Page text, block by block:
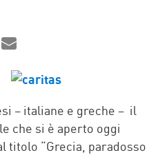
MAIL
– italiane e greche – il
che si è aperto oggi
titolo “Grecia, paradosso